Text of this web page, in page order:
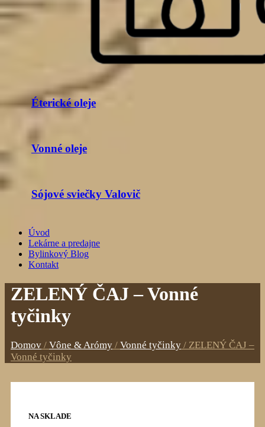
Éterické oleje
Vonné oleje
Sójové sviečky Valovič
Úvod
Lekárne a predajne
Bylinkový Blog
Kontakt
ZELENÝ ČAJ – Vonné
tyčinky
Domov / Vône & Arómy / Vonné tyčinky / ZELENÝ ČAJ –
Vonné tyčinky
NA SKLADE